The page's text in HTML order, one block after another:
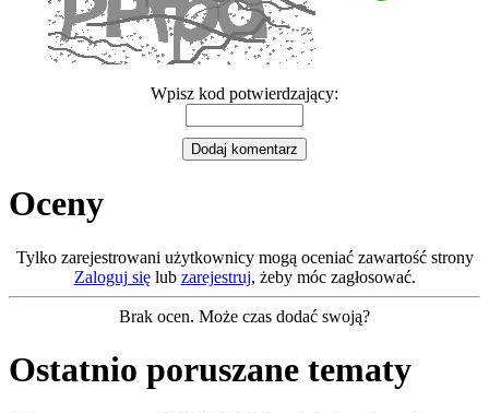
Wpisz kod potwierdzający:
Oceny
Tylko zarejestrowani użytkownicy mogą oceniać zawartość strony
Zaloguj sięlub zarejestruj, żeby móc zagłosować.
Brak ocen. Może czas dodać swoją?
Ostatnio poruszane tematy